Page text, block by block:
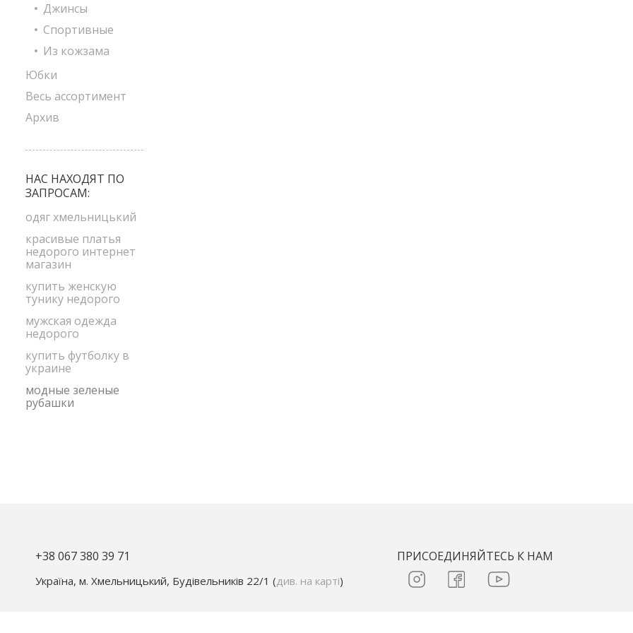
Джинсы
Спортивные
Из кожзама
Юбки
Весь ассортимент
Архив
НАС НАХОДЯТ ПО
ЗАПРОСАМ:
одяг хмельницький
красивые платья
недорого интернет
магазин
купить женскую
тунику недорого
мужская одежда
недорого
купить футболку в
украине
модные зеленые
рубашки
+38 067 380 39 71
Україна, м. Хмельницький, Будівельників 22/1 (див. на карті)
ПРИСОЕДИНЯЙТЕСЬ К НАМ